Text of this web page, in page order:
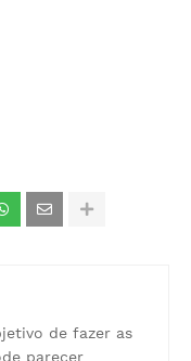
de fazer as
parecer